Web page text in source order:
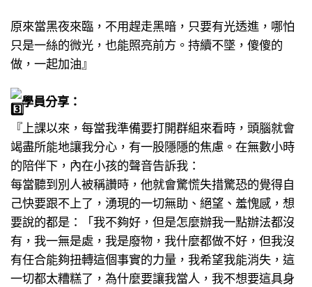
原來當黑夜來臨，不用趕走黑暗，只要有光透進，哪怕
只是一絲的微光，也能照亮前方。持續不墜，傻傻的
做，一起加油』
學員分享：
『上課以來，每當我準備要打開群組來看時，頭腦就會
竭盡所能地讓我分心，有一股隱隱的焦慮。在無數小時
的陪伴下，內在小孩的聲音告訴我：
每當聽到別人被稱讚時，他就會驚慌失措驚恐的覺得自
己快要跟不上了，湧現的一切無助、絕望、羞愧感，想
要說的都是：「我不夠好，但是怎麼辦我一點辦法都沒
有，我一無是處，我是廢物，我什麼都做不好，但我沒
有任合能夠扭轉這個事實的力量，我希望我能消失，這
一切都太糟糕了，為什麼要讓我當人，我不想要這具身